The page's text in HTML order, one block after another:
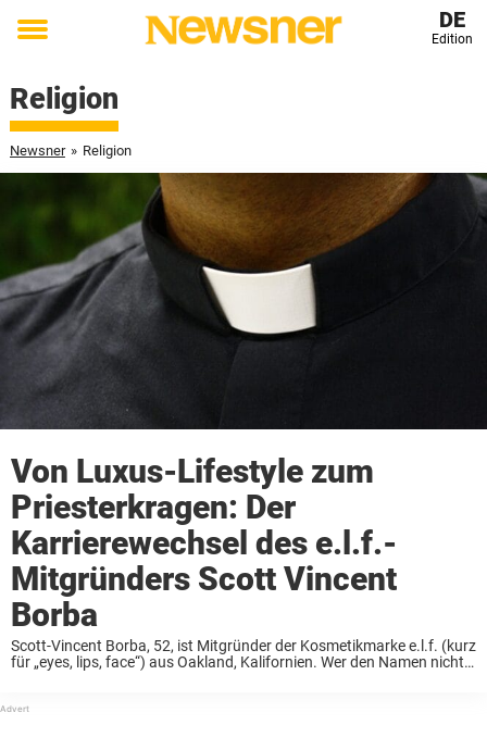
Toggle
DE
Edition
Religion
Newsner » Religion
Von Luxus-Lifestyle zum
Priesterkragen: Der
Karrierewechsel des e.l.f.-
Mitgründers Scott Vincent
Borba
Scott-Vincent Borba, 52, ist Mitgründer der Kosmetikmarke e.l.f. (kurz
für „eyes, lips, face“) aus Oakland, Kalifornien. Wer den Namen nicht